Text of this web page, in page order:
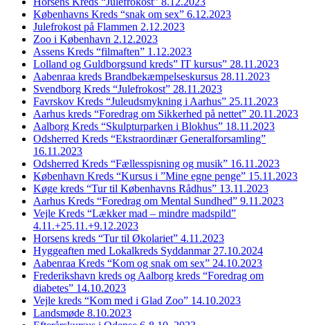
Københavns Kreds “snak om sex” 6.12.2023
Julefrokost på Flammen 2.12.2023
Zoo i København 2.12.2023
Assens Kreds “filmaften” 1.12.2023
Lolland og Guldborgsund kreds” IT kursus” 28.11.2023
Aabenraa kreds Brandbekæmpelseskursus 28.11.2023
Svendborg Kreds “Julefrokost” 28.11.2023
Favrskov Kreds “Juleudsmykning i Aarhus” 25.11.2023
Aarhus kreds “Foredrag om Sikkerhed på nettet” 20.11.2023
Aalborg Kreds “Skulpturparken i Blokhus” 18.11.2023
Odsherred Kreds “Ekstraordinær Generalforsamling”
16.11.2023
Odsherred Kreds “Fællesspisning og musik” 16.11.2023
København Kreds “Kursus i ”Mine egne penge” 15.11.2023
Køge kreds “Tur til Københavns Rådhus” 13.11.2023
Aarhus Kreds “Foredrag om Mental Sundhed” 9.11.2023
Vejle Kreds “Lækker mad – mindre madspild”
4.11.+25.11.+9.12.2023
Horsens kreds “Tur til Økolariet” 4.11.2023
Hyggeaften med Lokalkreds Syddanmar 27.10.2024
Aabenraa Kreds “Kom og snak om sex” 24.10.2023
Frederikshavn kreds og Aalborg kreds “Foredrag om
diabetes” 14.10.2023
Vejle kreds “Kom med i Glad Zoo” 14.10.2023
Landsmøde 8.10.2023